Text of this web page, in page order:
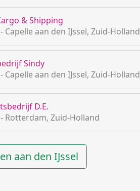
& Shipping
Capelle aan den IJssel, Zuid-Holland
Sindy
Capelle aan den IJssel, Zuid-Holland
D.E.
Rotterdam, Zuid-Holland
aan den IJssel